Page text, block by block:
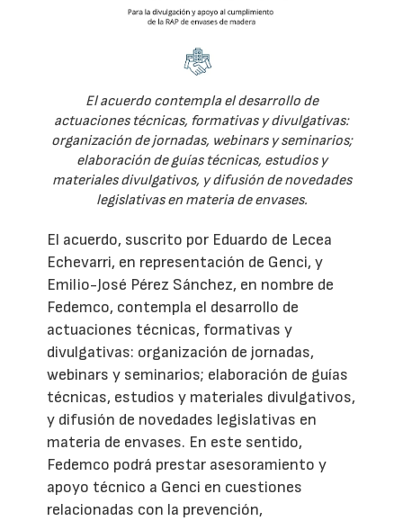
El acuerdo contempla el desarrollo de
actuaciones técnicas, formativas y divulgativas:
organización de jornadas, webinars y seminarios;
elaboración de guías técnicas, estudios y
materiales divulgativos, y difusión de novedades
legislativas en materia de envases.
El acuerdo, suscrito por Eduardo de Lecea
Echevarri, en representación de Genci, y
Emilio-José Pérez Sánchez, en nombre de
Fedemco, contempla el desarrollo de
actuaciones técnicas, formativas y
divulgativas: organización de jornadas,
webinars y seminarios; elaboración de guías
técnicas, estudios y materiales divulgativos,
y difusión de novedades legislativas en
materia de envases. En este sentido,
Fedemco podrá prestar asesoramiento y
apoyo técnico a Genci en cuestiones
relacionadas con la prevención,